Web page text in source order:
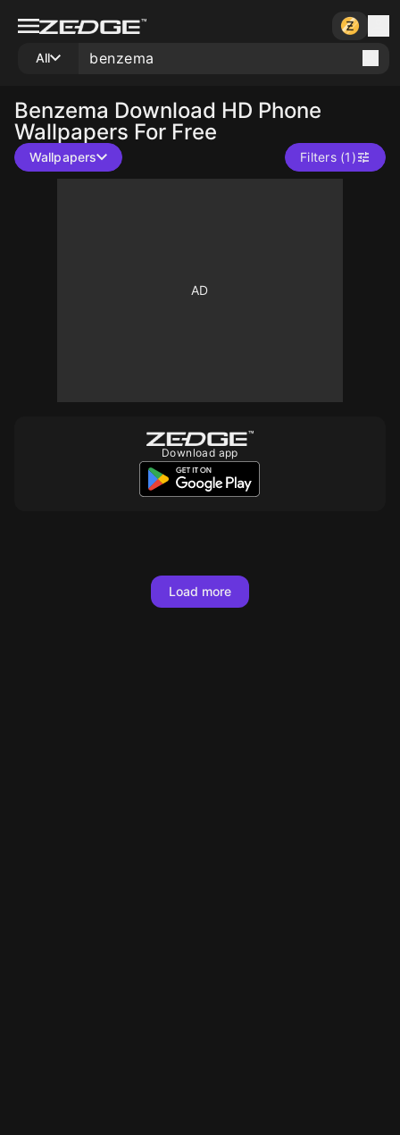
All
Benzema Download HD Phone
Wallpapers For Free
Wallpapers Filters (1)
Download app
Load more